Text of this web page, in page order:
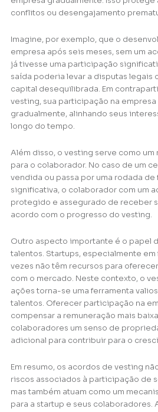
conflitos ou desengajamento
Imagine, por exemplo, que o
empresa após seis meses, sem um
já tivesse uma participação
saída poderia levar a disputas legais
capital desequilibrada. Em
vesting, sua participação na
gradualmente, alinhando seus
longo do tempo.
Além disso, o vesting serve como
para o colaborador. No caso de um
vendida ou passa por uma rodada
significativa, o colaborador com um
protegido e assegurado de receber
acordo com o progresso do vesting.
Outro aspecto importante é o papel
talentos. Startups, especialmente em
vezes não têm recursos para
com o mercado. Neste contexto, o
ações torna-se uma ferramenta
talentos. Oferecer participação na
compensar a remuneração mais
colaboradores um senso de
adicional para contribuir para o
Em resumo, os acordos de vesting
riscos associados à participação de
mas também atuam como um
para a startup e seus colaboradores.